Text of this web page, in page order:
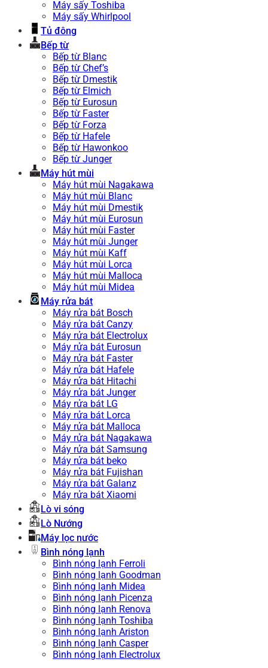
Máy sấy Toshiba
Máy sấy Whirlpool
Tủ đông
Bếp từ
Bếp từ Blanc
Bếp từ Chef’s
Bếp từ Dmestik
Bếp từ Elmich
Bếp từ Eurosun
Bếp từ Faster
Bếp từ Forza
Bếp từ Hafele
Bếp từ Hawonkoo
Bếp từ Junger
Máy hút mùi
Máy hút mùi Nagakawa
Máy hút mùi Blanc
Máy hút mùi Dmestik
Máy hút mùi Eurosun
Máy hút mùi Faster
Máy hút mùi Junger
Máy hút mùi Kaff
Máy hút mùi Lorca
Máy hút mùi Malloca
Máy hút mùi Midea
Máy rửa bát
Máy rửa bát Bosch
Máy rửa bát Canzy
Máy rửa bát Electrolux
Máy rửa bát Eurosun
Máy rửa bát Faster
Máy rửa bát Hafele
Máy rửa bát Hitachi
Máy rửa bát Junger
Máy rửa bát LG
Máy rửa bát Lorca
Máy rửa bát Malloca
Máy rửa bát Nagakawa
Máy rửa bát Samsung
Máy rửa bát beko
Máy rửa bát Fujishan
Máy rửa bát Galanz
Máy rửa bát Xiaomi
Lò vi sóng
Lò Nướng
Máy lọc nước
Bình nóng lạnh
Bình nóng lạnh Ferroli
Bình nóng lạnh Goodman
Bình nóng lạnh Midea
Bình nóng lạnh Picenza
Bình nóng lạnh Renova
Bình nóng lạnh Toshiba
Bình nóng lạnh Ariston
Bình nóng lạnh Casper
Bình nóng lạnh Electrolux